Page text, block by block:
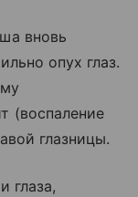
вновь
опух глаз.
(воспаление
глазницы.
глаза,